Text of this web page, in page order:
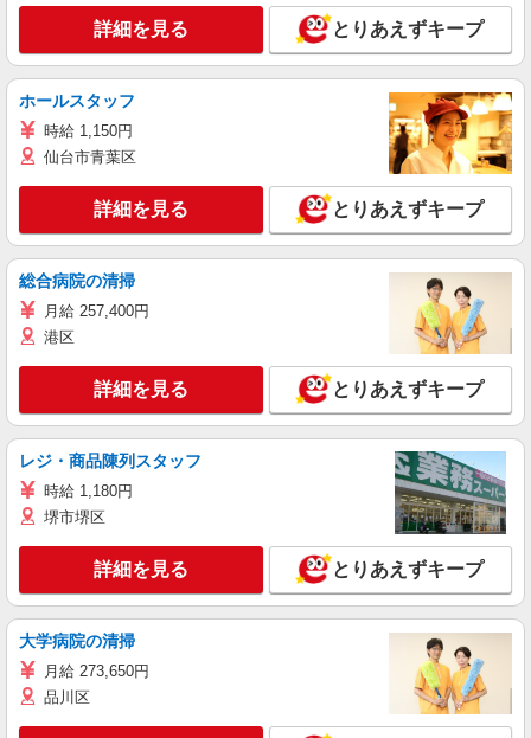
詳細を見る とりあえずキープ
ホールスタッフ
時給 1,150円
仙台市青葉区
詳細を見る とりあえずキープ
総合病院の清掃
月給 257,400円
港区
詳細を見る とりあえずキープ
レジ・商品陳列スタッフ
時給 1,180円
堺市堺区
詳細を見る とりあえずキープ
大学病院の清掃
月給 273,650円
品川区